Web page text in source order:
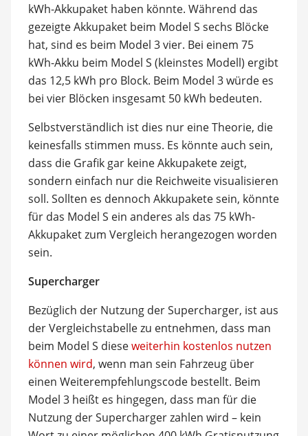
kWh-Akkupaket haben könnte. Während das
gezeigte Akkupaket beim Model S sechs Blöcke
hat, sind es beim Model 3 vier. Bei einem 75
kWh-Akku beim Model S (kleinstes Modell) ergibt
das 12,5 kWh pro Block. Beim Model 3 würde es
bei vier Blöcken insgesamt 50 kWh bedeuten.
Selbstverständlich ist dies nur eine Theorie, die
keinesfalls stimmen muss. Es könnte auch sein,
dass die Grafik gar keine Akkupakete zeigt,
sondern einfach nur die Reichweite visualisieren
soll. Sollten es dennoch Akkupakete sein, könnte
für das Model S ein anderes als das 75 kWh-
Akkupaket zum Vergleich herangezogen worden
sein.
Supercharger
Bezüglich der Nutzung der Supercharger, ist aus
der Vergleichstabelle zu entnehmen, dass man
beim Model S dieseweiterhin kostenlos nutzen
können wird, wenn man sein Fahrzeug über
einen Weiterempfehlungscode bestellt. Beim
Model 3 heißt es hingegen, dass man für die
Nutzung der Supercharger zahlen wird – kein